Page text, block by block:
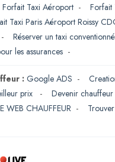
Forfait Taxi Aéroport - Forfait
Taxi Paris Aéroport Roissy
- Réserver un taxi conventionné
les assurances -
: Google ADS -
prix
- Devenir
WEB CHAUFFEUR -